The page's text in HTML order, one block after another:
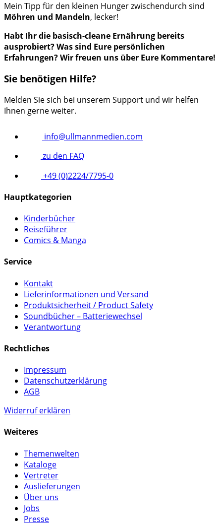
Mein Tipp für den kleinen Hunger zwischendurch sind
Möhren und Mandeln, lecker!
Habt Ihr die basisch-cleane Ernährung bereits
ausprobiert? Was sind Eure persönlichen
Erfahrungen? Wir freuen uns über Eure Kommentare!
Sie benötigen Hilfe?
Melden Sie sich bei unserem Support und wir helfen
Ihnen gerne weiter.
info@ullmannmedien.com
zu den FAQ
+49 (0)2224/7795-0
Hauptkategorien
Kinderbücher
Reiseführer
Comics & Manga
Service
Kontakt
Lieferinformationen und Versand
Produktsicherheit / Product Safety
Soundbücher – Batteriewechsel
Verantwortung
Rechtliches
Impressum
Datenschutzerklärung
AGB
Widerruf erklären
Weiteres
Themenwelten
Kataloge
Vertreter
Auslieferungen
Über uns
Jobs
Presse